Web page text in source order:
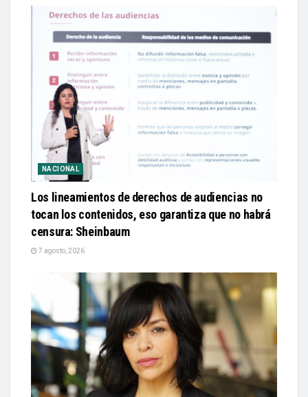
NACIONAL
Los lineamientos de derechos de audiencias no
tocan los contenidos, eso garantiza que no habrá
censura: Sheinbaum
7 agosto, 2026